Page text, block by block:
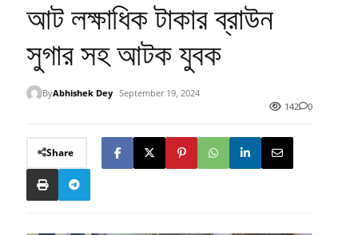
আট লক্ষাধিক টাকার ব্রাউন
সুগার সহ আটক যুবক
ByAbhishek Dey September 19, 2024
142
0
Share